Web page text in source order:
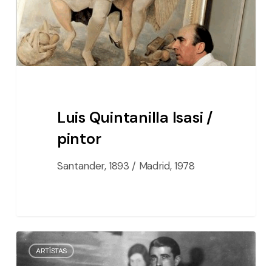
Luis Quintanilla Isasi /
pintor
Santander, 1893 / Madrid, 1978
Ricardo
Bernardo
ARTÍSTAS